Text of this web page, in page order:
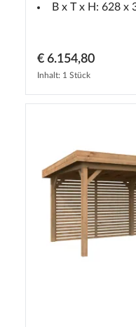
B x T x H: 628 x
€ 6.154,80
Inhalt: 1 Stück